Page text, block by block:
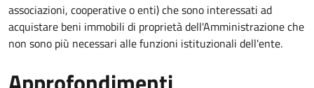
associazioni, cooperative o enti) che sono interessati ad
acquistare beni immobili di proprietà dell'Amministrazione che
non sono più necessari alle funzioni istituzionali dell'ente.